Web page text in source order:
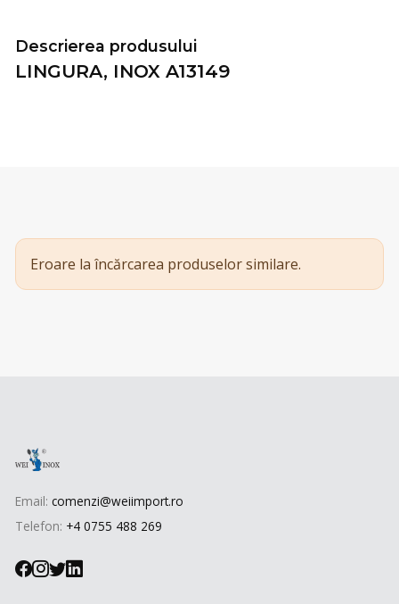
Descrierea produsului
LINGURA, INOX A13149
Eroare la încărcarea produselor similare.
Email: comenzi@weiimport.ro
Telefon: +4 0755 488 269